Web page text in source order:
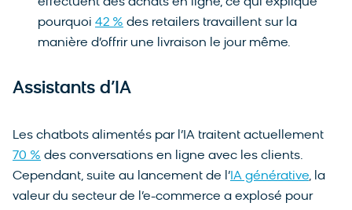
effectuent des achats en ligne, ce qui explique
pourquoi 42 % des retailers travaillent sur la
manière d’offrir une livraison le jour même.
Assistants d’IA
Les chatbots alimentés par l’IA traitent actuellement
70 % des conversations en ligne avec les clients.
Cependant, suite au lancement de l’IA générative, la
valeur du secteur de l’e-commerce a explosé pour